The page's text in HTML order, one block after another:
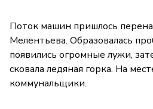
Поток машин пришлось
Мелентьева. Образовалась
появились огромные лужи,
сковала ледяная горка. На
коммунальщики.